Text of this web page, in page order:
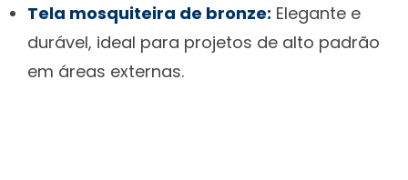
Tela mosquiteira de bronze: Elegante e
durável, ideal para projetos de alto padrão
em áreas externas.